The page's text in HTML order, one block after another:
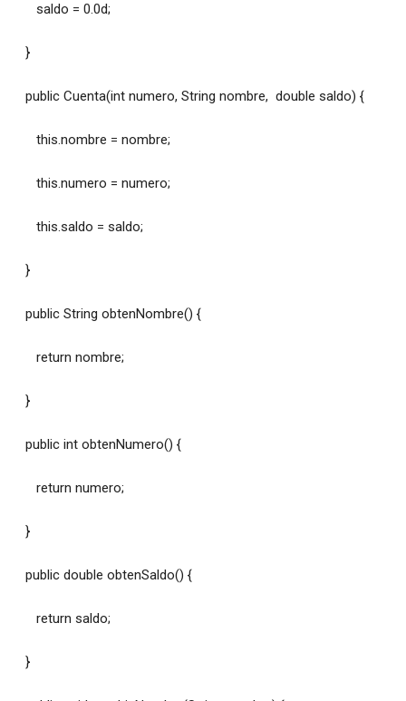
saldo = 0.0d;
}
public Cuenta(int numero, String nombre, double saldo) {
this.nombre = nombre;
this.numero = numero;
this.saldo = saldo;
}
public String obtenNombre() {
return nombre;
}
public int obtenNumero() {
return numero;
}
public double obtenSaldo() {
return saldo;
}